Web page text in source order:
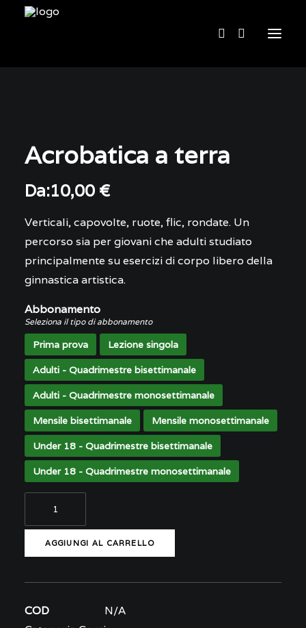
Cosa facciamo
English
OPEN WEEK
Acrobatica a terra
Da:10,00 €
Verticali, capovolte, ruote, flic, rondate. Un
percorso sia per giovani che adulti studiato
principalmente su esercizi di corpo libero della
ginnastica artistica.
Abbonamento
Seleziona il tipo di abbonamento
Prima prova Lezione singola
Adulti - Quadrimestre bisettimanale
Adulti - Quadrimestre monosettimanale
Mensile bisettimanale Mensile monosettimanale
Under 18 - Quadrimestre bisettimanale
Under 18 - Quadrimestre monosettimanale
terra
quantità
AGGIUNGI AL CARRELLO
COD
N/A